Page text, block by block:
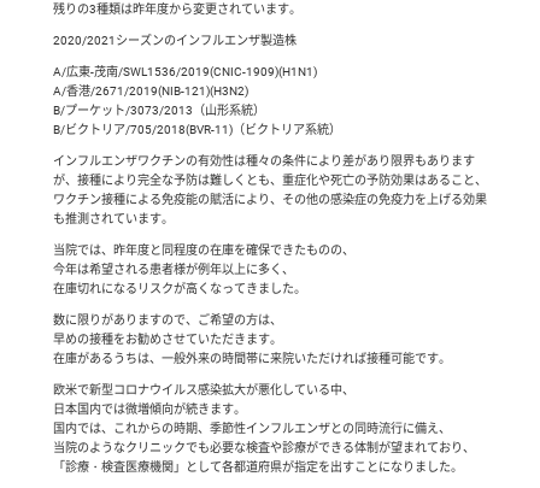
残りの3種類は昨年度から変更されています。
2020/2021シーズンのインフルエンザ製造株
A/広東-茂南/SWL1536/2019(CNIC-1909)(H1N1)
A/香港/2671/2019(NIB-121)(H3N2)
B/プーケット/3073/2013（山形系統）
B/ビクトリア/705/2018(BVR-11)（ビクトリア系統）
インフルエンザワクチンの有効性は種々の条件により差があり限界もあります
が、接種により完全な予防は難しくとも、重症化や死亡の予防効果はあること、
ワクチン接種による免疫能の賦活により、その他の感染症の免疫力を上げる効果
も推測されています。
当院では、昨年度と同程度の在庫を確保できたものの、
今年は希望される患者様が例年以上に多く、
在庫切れになるリスクが高くなってきました。
数に限りがありますので、ご希望の方は、
早めの接種をお勧めさせていただきます。
在庫があるうちは、一般外来の時間帯に来院いただければ接種可能です。
欧米で新型コロナウイルス感染拡大が悪化している中、
日本国内では微増傾向が続きます。
国内では、これからの時期、季節性インフルエンザとの同時流行に備え、
当院のようなクリニックでも必要な検査や診療ができる体制が望まれており、
「診療・検査医療機関」として各都道府県が指定を出すことになりました。